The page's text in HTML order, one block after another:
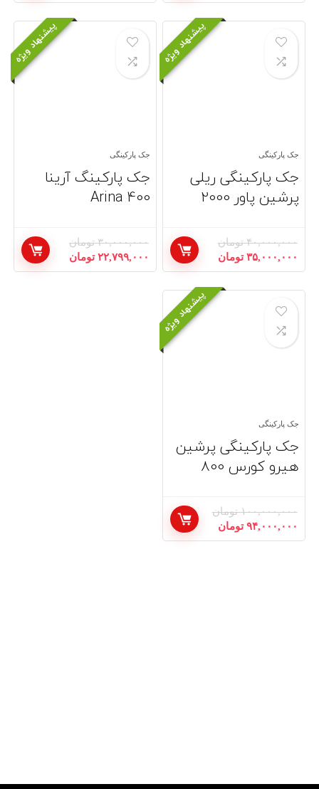
۳۲,۰۰۰,۰۰۰ تومان۲۸,۵۰۰,۰۰۰ تومان.
۴۲,۰۰۰,۰۰۰ تومان۳۲,۴۹۰,۰۰۰ تومان.
پیشنهاد ویژه
جک پارکینگی
جک پارکینگی ریلی
پرشین پاور 2000
۴۰,۰۰۰,۰۰۰ تومان
قیمت
اصلی:
۴۰,۰۰۰,۰۰۰ تومان
۳۵,۰۰۰,۰۰۰ تومان قیمت
فعلی:
۳۵,۰۰۰,۰۰۰ تومان.
پیشنهاد ویژه
جک پارکینگی
جک پارکینگ آرینا
400 Arina
۳۰,۰۰۰,۰۰۰ تومان
قیمت
اصلی:
۲۲,۷۹۹,۰۰۰ تومان قیمت
فعلی:
پیشنهاد ویژه
جک پارکینگی
جک پارکینگی پرشین
هیرو کورس 800
۱۰۰,۰۰۰,۰۰۰ تومان
قیمت
اصلی:
۹۴,۰۰۰,۰۰۰ تومان قیمت
فعلی: